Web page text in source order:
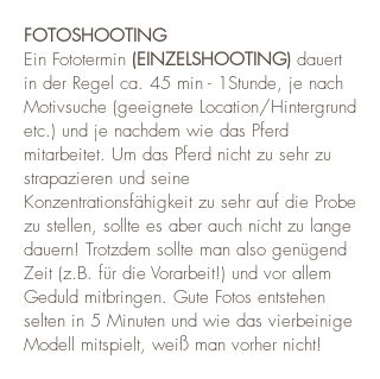
FOTOSHOOTING
Ein Fototermin (EINZELSHOOTING) dauert
in der Regel ca. 45 min - 1Stunde, je nach
Motivsuche (geeignete Location/Hintergrund
etc.) und je nachdem wie das Pferd
mitarbeitet. Um das Pferd nicht zu sehr zu
strapazieren und seine
Konzentrationsfähigkeit zu sehr auf die Probe
zu stellen, sollte es aber auch nicht zu lange
dauern! Trotzdem sollte man also genügend
Zeit (z.B. für die Vorarbeit!) und vor allem
Geduld mitbringen. Gute Fotos entstehen
selten in 5 Minuten und wie das vierbeinige
Modell mitspielt, weiß man vorher nicht!